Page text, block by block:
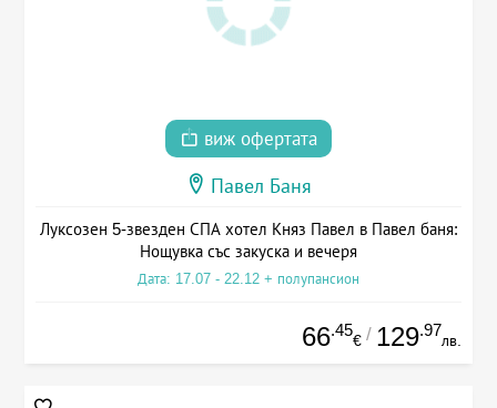
виж офертата
Павел Баня
Луксозен 5-звезден СПА хотел Княз Павел в Павел баня:
Нощувка със закуска и вечеря
Дата: 17.07 - 22.12 + полупансион
66.45
€ / 129.97
лв.